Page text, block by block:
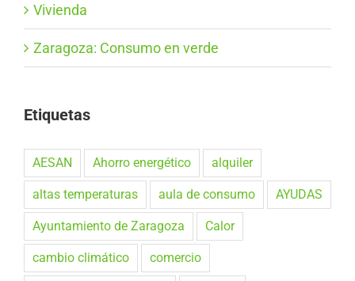
Vivienda
Zaragoza: Consumo en verde
Etiquetas
AESAN Ahorro energético alquiler
altas temperaturas aula de consumo AYUDAS
Ayuntamiento de Zaragoza Calor
cambio climático comercio